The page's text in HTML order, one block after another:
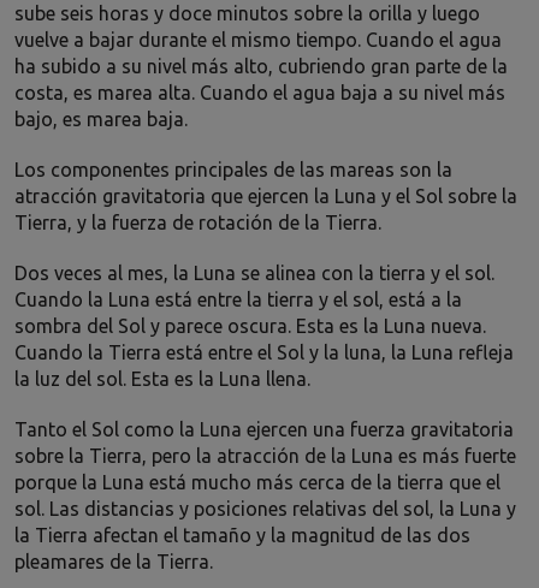
sube seis horas y doce minutos sobre la orilla y luego
vuelve a bajar durante el mismo tiempo. Cuando el agua
ha subido a su nivel más alto, cubriendo gran parte de la
costa, es marea alta. Cuando el agua baja a su nivel más
bajo, es marea baja.
Los componentes principales de las mareas son la
atracción gravitatoria que ejercen la Luna y el Sol sobre la
Tierra, y la fuerza de rotación de la Tierra.
Dos veces al mes, la Luna se alinea con la tierra y el sol.
Cuando la Luna está entre la tierra y el sol, está a la
sombra del Sol y parece oscura. Esta es la Luna nueva.
Cuando la Tierra está entre el Sol y la luna, la Luna refleja
la luz del sol. Esta es la Luna llena.
Tanto el Sol como la Luna ejercen una fuerza gravitatoria
sobre la Tierra, pero la atracción de la Luna es más fuerte
porque la Luna está mucho más cerca de la tierra que el
sol. Las distancias y posiciones relativas del sol, la Luna y
la Tierra afectan el tamaño y la magnitud de las dos
pleamares de la Tierra.